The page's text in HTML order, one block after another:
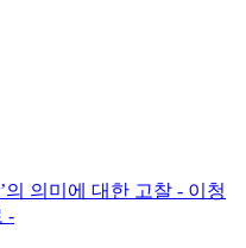
의 의미에 대한 고찰 - 이청
-